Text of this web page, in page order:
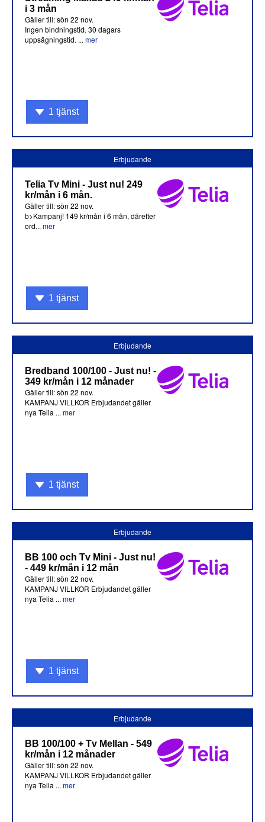
i 3 mån
Gäller till: sön 22 nov.
Ingen bindningstid. 30 dagars
uppsägningstid. ... mer
1 tjänst
Erbjudande
Telia Tv Mini - Just nu! 249
kr/mån i 6 mån.
Gäller till: sön 22 nov.
b>Kampanj! 149 kr/mån i 6 mån, därefter
ord... mer
1 tjänst
Erbjudande
Bredband 100/100 - Just nu! -
349 kr/mån i 12 månader
Gäller till: sön 22 nov.
KAMPANJ VILLKOR Erbjudandet gäller
nya Telia ... mer
1 tjänst
Erbjudande
BB 100 och Tv Mini - Just nu!
- 449 kr/mån i 12 mån
Gäller till: sön 22 nov.
KAMPANJ VILLKOR Erbjudandet gäller
nya Telia ... mer
1 tjänst
Erbjudande
BB 100/100 + Tv Mellan - 549
kr/mån i 12 månader
Gäller till: sön 22 nov.
KAMPANJ VILLKOR Erbjudandet gäller
nya Telia ... mer